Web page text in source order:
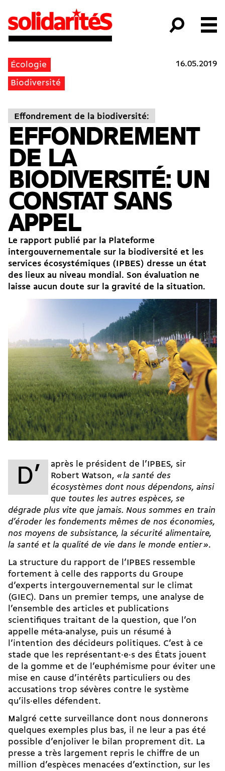
Écologie
Biodiversité
16.05.2019
Effondrement de la biodiversité:
EFFONDREMENT
DE LA
BIODIVERSITÉ: UN
CONSTAT SANS
APPEL
Le rapport publié par la Plateforme
intergouvernementale sur la biodiversité et les
services écosystémiques (IPBES) dresse un état
des lieux au niveau mondial. Son évaluation ne
laisse aucun doute sur la gravité de la situation.
D’
après le président de l’IPBES, sir
Robert Watson,« la santé des
écosystèmes dont nous dépendons, ainsi
que toutes les autres espèces, se
dégrade plus vite que jamais. Nous sommes en train
d’éroder les fondements mêmes de nos économies,
nos moyens de subsistance, la sécurité alimentaire,
la santé et la qualité de vie dans le monde entier ».
La structure du rapport de l’IPBES ressemble
fortement à celle des rapports du Groupe
d’experts intergouvernemental sur le climat
(GIEC). Dans un premier temps, une analyse de
l’ensemble des articles et publications
scientifiques traitant de la question, que l’on
appelle méta-analyse, puis un résumé à
l’intention des décideurs politiques. C’est à ce
stade que les représentant·e·s des États jouent
de la gomme et de l’euphémisme pour éviter une
mise en cause d’intérêts particuliers ou des
accusations trop sévères contre le système
qu’ils·elles défendent.
Malgré cette surveillance dont nous donnerons
quelques exemples plus bas, il ne leur a pas été
possible d’enjoliver le bilan proprement dit. La
presse a très largement repris le chiffre de un
million d’espèces menacées d’extinction, sur les